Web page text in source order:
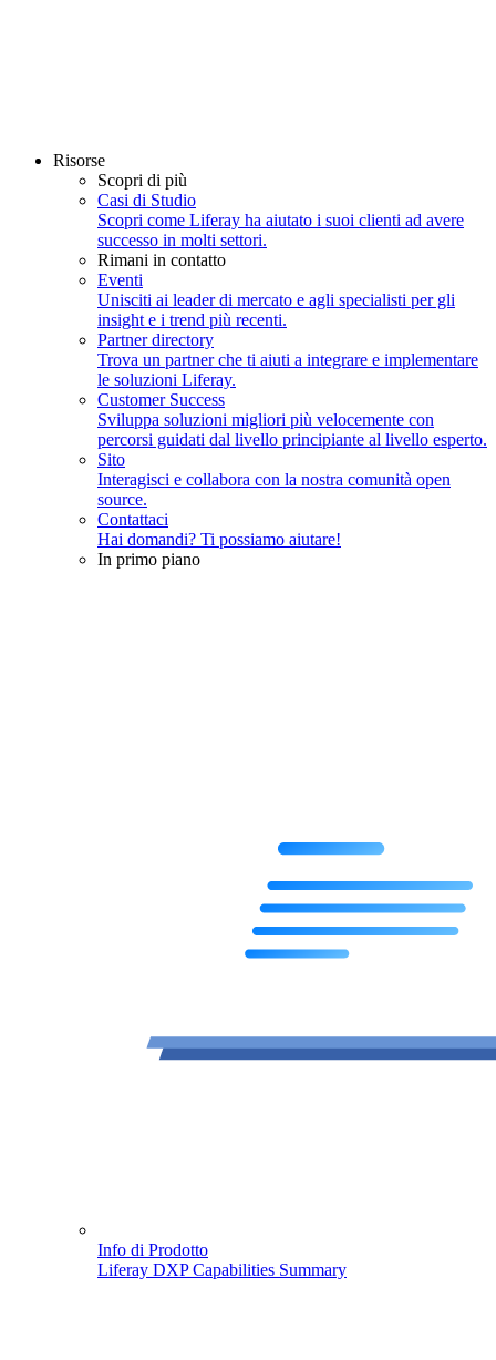
Risorse
Scopri di più
Casi di Studio
Scopri come Liferay ha aiutato i suoi clienti ad avere
successo in molti settori.
Rimani in contatto
Eventi
Unisciti ai leader di mercato e agli specialisti per gli
insight e i trend più recenti.
Partner directory
Trova un partner che ti aiuti a integrare e implementare
le soluzioni Liferay.
Customer Success
Sviluppa soluzioni migliori più velocemente con
percorsi guidati dal livello principiante al livello esperto.
Sito
Interagisci e collabora con la nostra comunità open
source.
Contattaci
Hai domandi? Ti possiamo aiutare!
In primo piano
Info di Prodotto
Liferay DXP Capabilities Summary